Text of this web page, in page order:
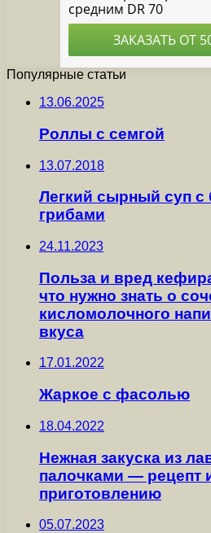
Популярные статьи
13.06.2025
Роллы с семгой
13.07.2018
Легкий сырный суп с
грибами
24.11.2023
Польза и вред
что нужно знать о
кисломолочного
вкуса
17.01.2022
Жаркое с фасолью
18.04.2022
Нежная закуска из
палочками — рецепт
приготовлению
05.07.2023